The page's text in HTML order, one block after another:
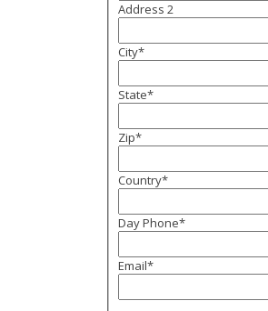
Address 2
City*
State*
Zip*
Country*
Day Phone*
Email*